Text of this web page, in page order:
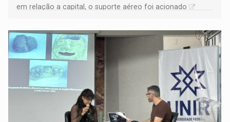
em relação a capital, o suporte aéreo foi acionado